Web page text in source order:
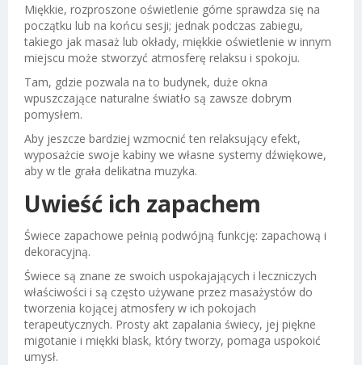
Miękkie, rozproszone oświetlenie górne sprawdza się na
początku lub na końcu sesji; jednak podczas zabiegu,
takiego jak masaż lub okłady, miękkie oświetlenie w innym
miejscu może stworzyć atmosferę relaksu i spokoju.
Tam, gdzie pozwala na to budynek, duże okna
wpuszczające naturalne światło są zawsze dobrym
pomysłem.
Aby jeszcze bardziej wzmocnić ten relaksujący efekt,
wyposażcie swoje kabiny we własne systemy dźwiękowe,
aby w tle grała delikatna muzyka.
Uwieść ich zapachem
Świece zapachowe pełnią podwójną funkcję: zapachową i
dekoracyjną.
Świece są znane ze swoich uspokajających i leczniczych
właściwości i są często używane przez masażystów do
tworzenia kojącej atmosfery w ich pokojach
terapeutycznych. Prosty akt zapalania świecy, jej piękne
migotanie i miękki blask, który tworzy, pomaga uspokoić
umysł.